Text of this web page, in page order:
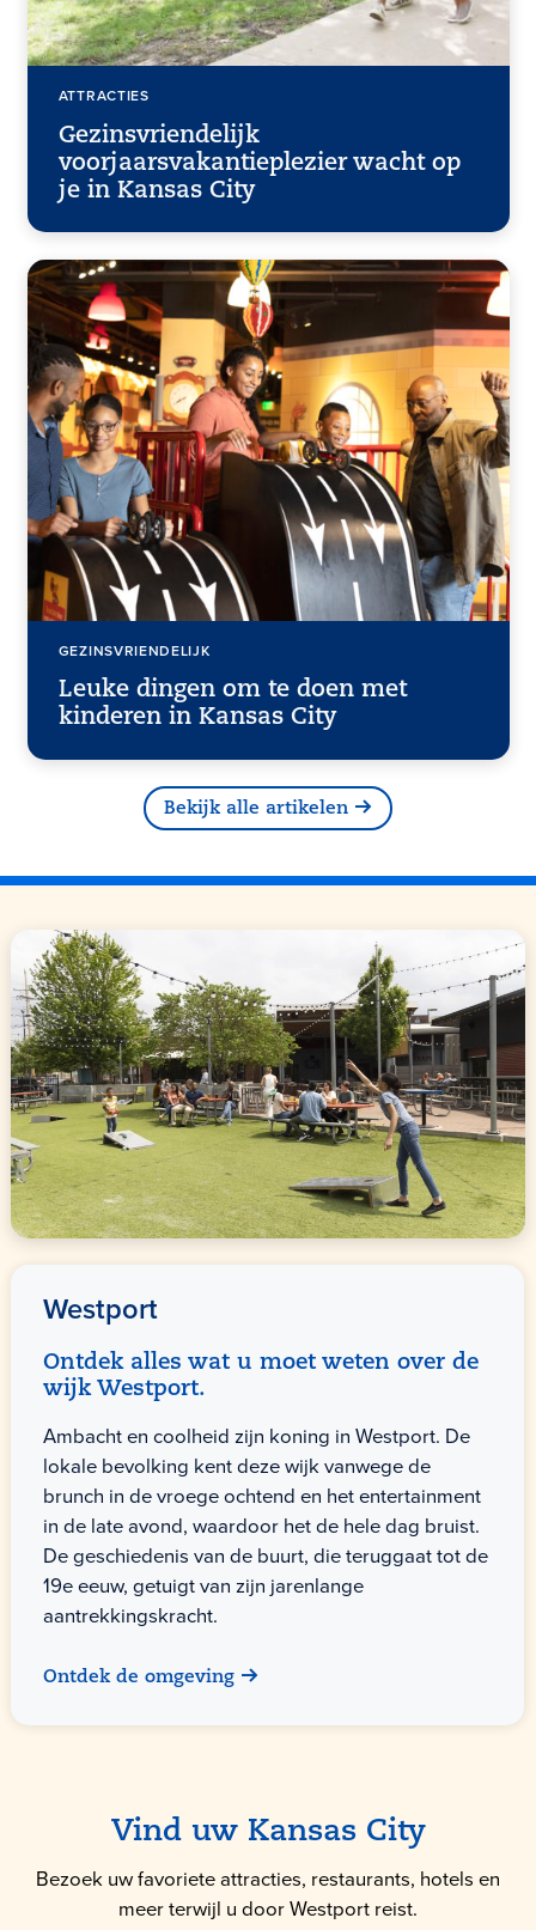
ATTRACTIES
Gezinsvriendelijk
voorjaarsvakantieplezier wacht op
je in Kansas City
GEZINSVRIENDELIJK
Leuke dingen om te doen met
kinderen in Kansas City
Bekijk alle artikelen
Westport
Ontdek alles wat u moet weten over de
wijk Westport.
Ambacht en coolheid zijn koning in Westport. De
lokale bevolking kent deze wijk vanwege de
brunch in de vroege ochtend en het entertainment
in de late avond, waardoor het de hele dag bruist.
De geschiedenis van de buurt, die teruggaat tot de
19e eeuw, getuigt van zijn jarenlange
aantrekkingskracht.
Ontdek de omgeving
Vind uw Kansas City
Bezoek uw favoriete attracties, restaurants, hotels en
meer terwijl u door Westport reist.